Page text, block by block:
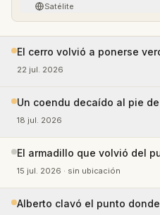
Satélite
El cerro volvió a ponerse
22 jul. 2026
Un coendu decaído al pie
18 jul. 2026
El armadillo que volvió del
15 jul. 2026 · sin ubicación
Alberto clavó el punto